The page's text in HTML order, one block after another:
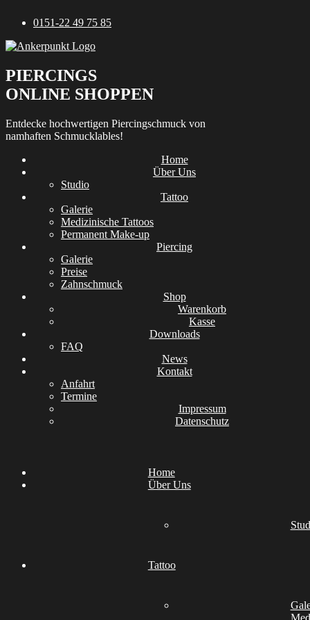
Inhalt
0151-22 49 75 85
PIERCINGS
ONLINE SHOPPEN
Entdecke hochwertigen Piercingschmuck von
namhaften Schmucklables!
Home
Über Uns
Studio
Tattoo
Galerie
Medizinische Tattoos
Permanent Make-up
Piercing
Galerie
Preise
Zahnschmuck
Shop
Warenkorb
Kasse
Downloads
FAQ
News
Kontakt
Anfahrt
Termine
Impressum
Datenschutz
Home
Über Uns
Tattoo